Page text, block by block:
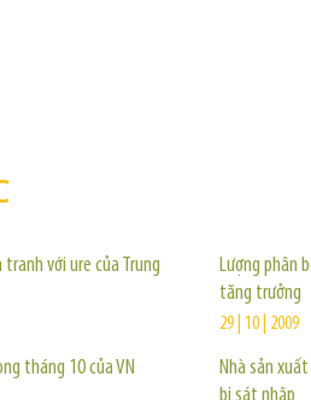
tranh với ure của Trung
tháng 10 của VN
Lượng phân
tăng trưởng
29 | 10 | 2009
Nhà sản